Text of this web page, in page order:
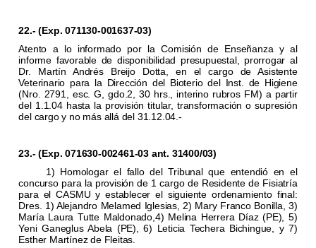
22.- (Exp. 071130-001637-03)
Atento a lo informado por la Comisión de Enseñanza y al
informe favorable de disponibilidad presupuestal, prorrogar al
Dr. Martín Andrés Breijo Dotta, en el cargo de Asistente
Veterinario para la Dirección del Bioterio del Inst. de Higiene
(Nro. 2791, esc. G, gdo.2, 30 hrs., interino rubros FM) a partir
del 1.1.04 hasta la provisión titular, transformación o supresión
del cargo y no más allá del 31.12.04.-
23.- (Exp. 071630-002461-03 ant. 31400/03)
1) Homologar el fallo del Tribunal que entendió en el
concurso para la provisión de 1 cargo de Residente de Fisiatría
para el CASMU y establecer el siguiente ordenamiento final:
Dres. 1) Alejandro Melamed Iglesias, 2) Mary Franco Bonilla, 3)
María Laura Tutte Maldonado,4) Melina Herrera Díaz (PE), 5)
Yeni Ganeglus Abela (PE), 6) Leticia Techera Bichingue, y 7)
Esther Martínez de Fleitas.